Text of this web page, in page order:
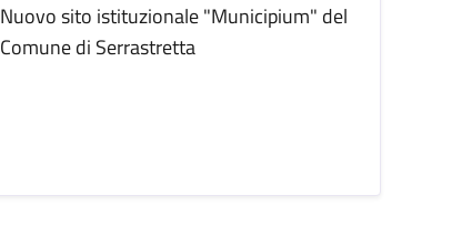
Nuovo sito istituzionale "Municipium" del
Comune di Serrastretta